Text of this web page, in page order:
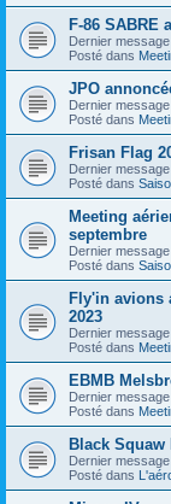
F-86 SABRE
Dernier
Posté dans
JPO
Dernier
Posté dans
Frisan Flag
Dernier
Posté dans
Meeting
septembre
Dernier
Posté dans
Fly'in avions
2023
Dernier
Posté dans
EBMB
Dernier
Posté dans
Black Squaw
Dernier
Posté dans